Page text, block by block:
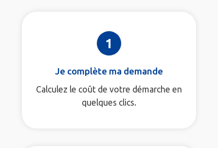
1
Je complète ma demande
Calculez le coût de votre démarche en
quelques clics.